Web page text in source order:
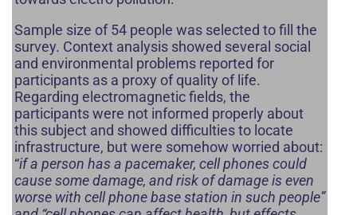
Sample size of 54 people was selected to fill the
survey. Context analysis showed several social
and environmental problems reported for
participants as a proxy of quality of life.
Regarding electromagnetic fields, the
participants were not informed properly about
this subject and showed difficulties to locate
infrastructure, but were somehow worried about:
“if a person has a pacemaker, cell phones could
cause some damage, and risk of damage is even
worse with cell phone base station in such people”